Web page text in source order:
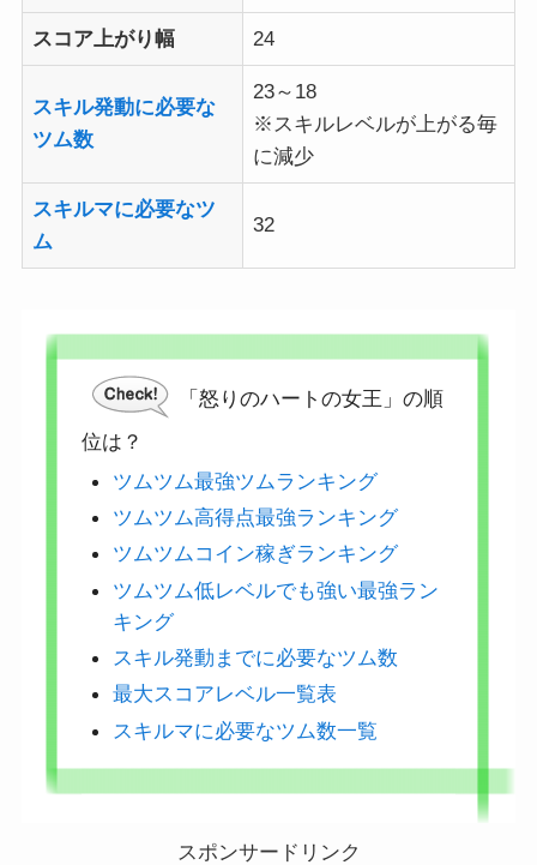
スコア上がり幅 24
スキル発動に必要な
ツム数
23～18
※スキルレベルが上がる毎
に減少
スキルマに必要なツ
ム
32
「怒りのハートの女王」の順
位は？
ツムツム最強ツムランキング
ツムツム高得点最強ランキング
ツムツムコイン稼ぎランキング
ツムツム低レベルでも強い最強ラン
キング
スキル発動までに必要なツム数
最大スコアレベル一覧表
スキルマに必要なツム数一覧
スポンサードリンク